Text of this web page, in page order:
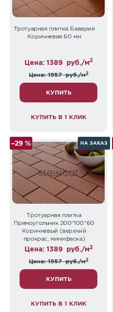
Тротуарная плитка Бавария
Коричневая 60 мм
Цена: 1389 руб./м2
Цена: 1957руб./м2
КУПИТЬ
КУПИТЬ В 1 КЛИК
–29 % НА ЗАКАЗ
Тротуарная плитка
Прямоугольник 200*100*60
Коричневый (верхний
прокрас, минифаска)
Цена: 1389 руб./м2
Цена: 1957руб./м2
КУПИТЬ
КУПИТЬ В 1 КЛИК